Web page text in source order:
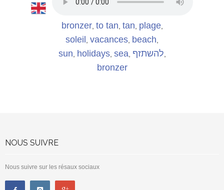
bronzer, to tan tan plage,
soleil vacances beach
sun holidays, sea להשתזף
bronzer
NOUS SUIVRE
Nous suivre sur les résaux sociaux